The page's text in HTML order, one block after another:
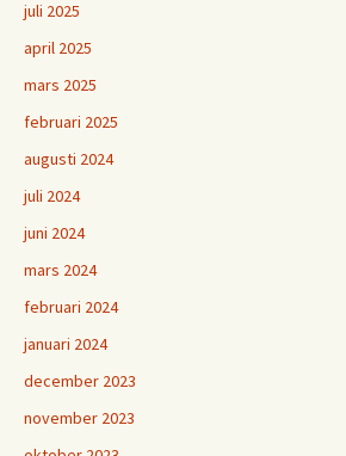
juli 2025
april 2025
mars 2025
februari 2025
augusti 2024
juli 2024
juni 2024
mars 2024
februari 2024
januari 2024
december 2023
november 2023